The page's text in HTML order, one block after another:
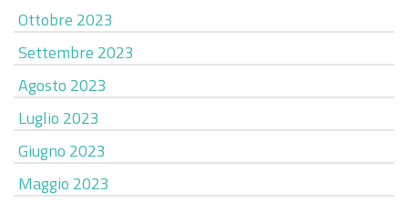
Ottobre 2023
Settembre 2023
Agosto 2023
Luglio 2023
Giugno 2023
Maggio 2023